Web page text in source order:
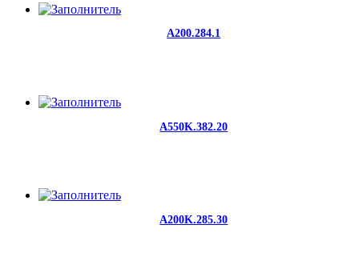
A200.284.1
A550K.382.20
A200K.285.30